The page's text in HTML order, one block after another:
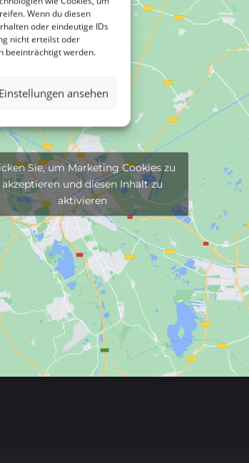
Wenn du diesen
oder eindeutige IDs
nicht erteilst oder
beeinträchtigt werden.
Einstellungen ansehen
Sie, um Marketing Cookies zu
akzeptieren und diesen Inhalt zu
aktivieren